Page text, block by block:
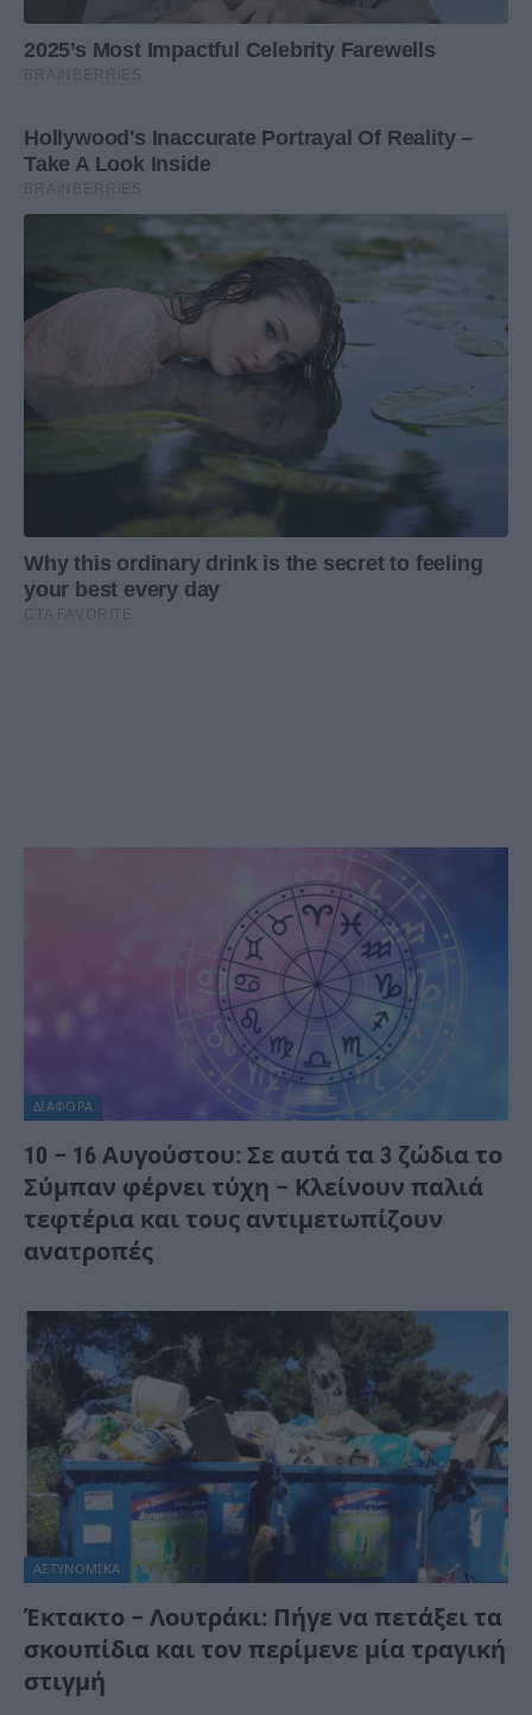
ΔΙΆΦΟΡΑ
10 – 16 Αυγούστου: Σε αυτά τα 3 ζώδια το
Σύμπαν φέρνει τύχη – Κλείνουν παλιά
τεφτέρια και τους αντιμετωπίζουν
ανατροπές
ΑΣΤΥΝΟΜΙΚΑ
Έκτακτο – Λουτράκι: Πήγε να πετάξει τα
σκουπίδια και τον περίμενε μία τραγική
στιγμή